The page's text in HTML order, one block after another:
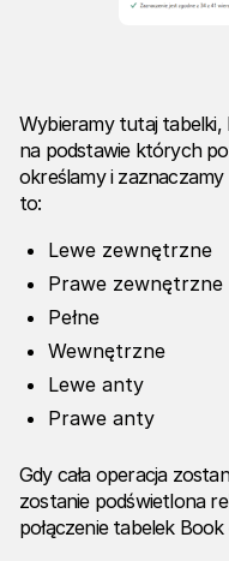
Wybieramy tutaj
na podstawie których
określamy i
to:
Lewe zewnętrzne
Prawe zewnętrzne
Pełne
Wewnętrzne
Lewe anty
Prawe anty
Gdy cała operacja
zostanie podświetlona
połączenie tabelek